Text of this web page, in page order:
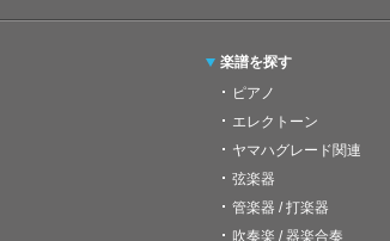
楽譜を探す
ピアノ
エレクトーン
ヤマハグレード関連
弦楽器
管楽器 / 打楽器
吹奏楽 / 器楽合奏